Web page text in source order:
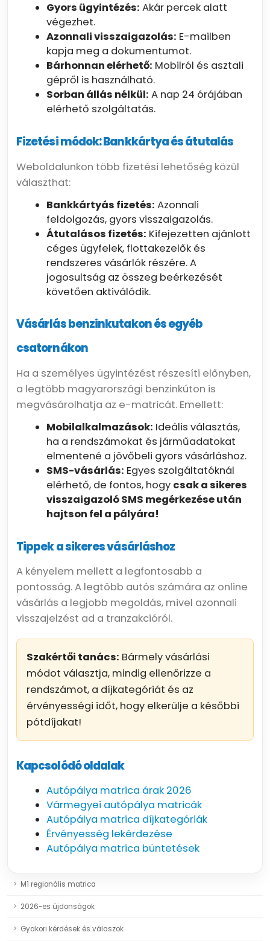
Gyors ügyintézés: Akár percek alatt
végezhet.
Azonnali visszaigazolás: E-mailben
kapja meg a dokumentumot.
Bárhonnan elérhető: Mobilról és asztali
gépről is használható.
Sorban állás nélkül: A nap 24 órájában
elérhető szolgáltatás.
Fizetési módok: Bankkártya és átutalás
Weboldalunkon több fizetési lehetőség közül
választhat:
Bankkártyás fizetés: Azonnali
feldolgozás, gyors visszaigazolás.
Átutalásos fizetés: Kifejezetten ajánlott
céges ügyfelek, flottakezelők és
rendszeres vásárlók részére. A
jogosultság az összeg beérkezését
követően aktiválódik.
Vásárlás benzinkutakon és egyéb
csatornákon
Ha a személyes ügyintézést részesíti előnyben,
a legtöbb magyarországi benzinkúton is
megvásárolhatja az e-matricát. Emellett:
Mobilalkalmazások: Ideális választás,
ha a rendszámokat és járműadatokat
elmentené a jövőbeli gyors vásárláshoz.
SMS-vásárlás: Egyes szolgáltatóknál
elérhető, de fontos, hogy csak a sikeres
visszaigazoló SMS megérkezése után
hajtson fel a pályára!
Tippek a sikeres vásárláshoz
A kényelem mellett a legfontosabb a
pontosság. A legtöbb autós számára az online
vásárlás a legjobb megoldás, mivel azonnali
visszajelzést ad a tranzakcióról.
Szakértői tanács: Bármely vásárlási
módot választja, mindig ellenőrizze a
rendszámot, a díjkategóriát és az
érvényességi időt, hogy elkerülje a későbbi
pótdíjakat!
Kapcsolódó oldalak
Autópálya matrica árak 2026
Vármegyei autópálya matricák
Autópálya matrica díjkategóriák
Érvényesség lekérdezése
Autópálya matrica büntetések
M1 regionális matrica
2026-es újdonságok
Gyakori kérdések és válaszok